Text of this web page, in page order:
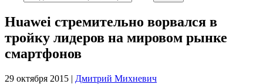
Huawei стремительно ворвался в
тройку лидеров на мировом рынке
смартфонов
29 октября 2015 | Дмитрий Михневич